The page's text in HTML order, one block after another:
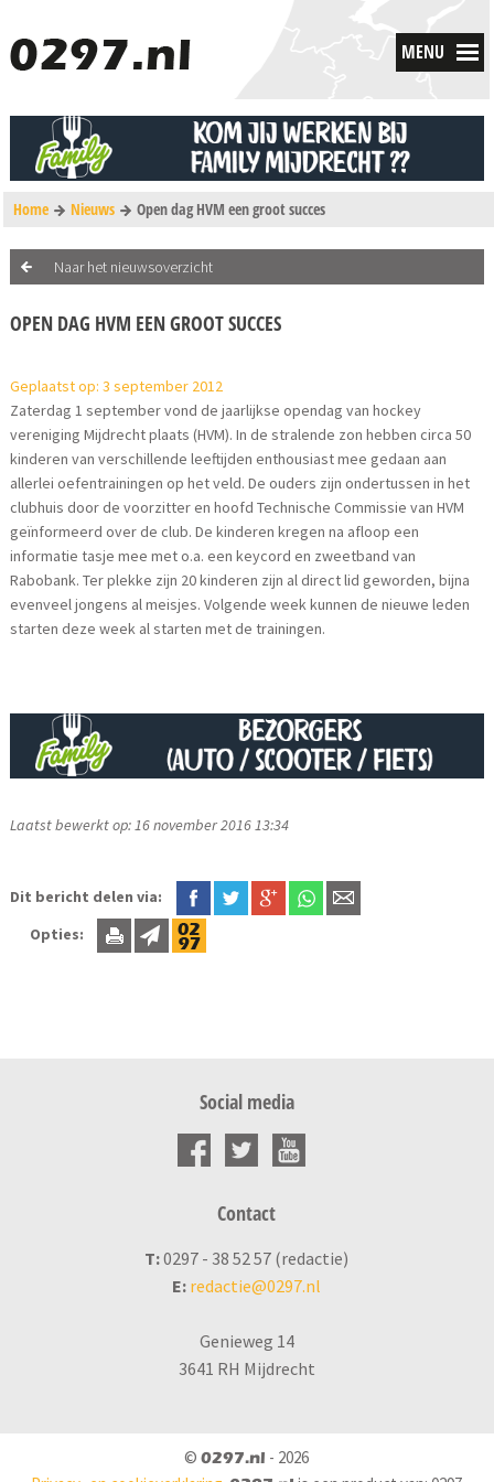
MENU
Home Nieuws Open dag HVM een groot succes
Naar het nieuwsoverzicht
OPEN DAG HVM EEN GROOT SUCCES
Geplaatst op: 3 september 2012
Zaterdag 1 september vond de jaarlijkse opendag van hockey
vereniging Mijdrecht plaats (HVM). In de stralende zon hebben circa 50
kinderen van verschillende leeftijden enthousiast mee gedaan aan
allerlei oefentrainingen op het veld. De ouders zijn ondertussen in het
clubhuis door de voorzitter en hoofd Technische Commissie van HVM
geïnformeerd over de club. De kinderen kregen na afloop een
informatie tasje mee met o.a. een keycord en zweetband van
Rabobank. Ter plekke zijn 20 kinderen zijn al direct lid geworden, bijna
evenveel jongens al meisjes. Volgende week kunnen de nieuwe leden
starten deze week al starten met de trainingen.
Laatst bewerkt op: 16 november 2016 13:34
Dit bericht delen via:
Opties:
Social media
Contact
T:0297 - 38 52 57 (redactie)
E: redactie@0297.nl
Genieweg 14
3641 RH Mijdrecht
©0297.nl - 2026